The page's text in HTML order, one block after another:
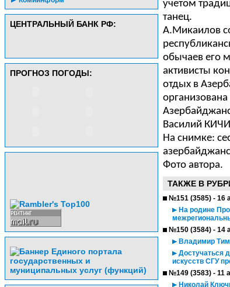
ЦЕНТРАЛЬНЫЙ БАНК РФ:
ПРОГНОЗ ПОГОДЫ:
учетом
танец.
А.Микаилов
обычаев его
активисты
отдых в
Василий
На снимке:
Фото автора.
ТАКЖЕ В
№151 (3585) - 16
На родине
№150 (3584) - 14
Владимир
Достучаться
искусств СГУ
№149 (3583) - 11
Николай